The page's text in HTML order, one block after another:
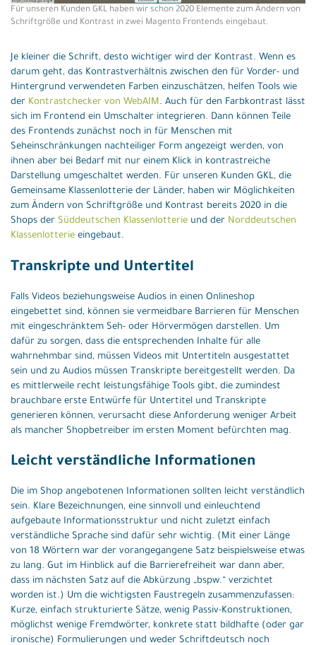
Für unseren Kunden GKL haben wir schon 2020 Elemente zum Ändern von
Schriftgröße und Kontrast in zwei Magento Frontends eingebaut.
Je kleiner die Schrift, desto wichtiger wird der Kontrast. Wenn es
darum geht, das Kontrastverhältnis zwischen den für Vorder- und
Hintergrund verwendeten Farben einzuschätzen, helfen Tools wie
der Kontrastchecker von WebAIM. Auch für den Farbkontrast lässt
sich im Frontend ein Umschalter integrieren. Dann können Teile
des Frontends zunächst noch in für Menschen mit
Seheinschränkungen nachteiliger Form angezeigt werden, von
ihnen aber bei Bedarf mit nur einem Klick in kontrastreiche
Darstellung umgeschaltet werden. Für unseren Kunden GKL, die
Gemeinsame Klassenlotterie der Länder, haben wir Möglichkeiten
zum Ändern von Schriftgröße und Kontrast bereits 2020 in die
Shops der Süddeutschen Klassenlotterie und der Norddeutschen
Klassenlotterie eingebaut.
Transkripte und Untertitel
Falls Videos beziehungsweise Audios in einen Onlineshop
eingebettet sind, können sie vermeidbare Barrieren für Menschen
mit eingeschränktem Seh- oder Hörvermögen darstellen. Um
dafür zu sorgen, dass die entsprechenden Inhalte für alle
wahrnehmbar sind, müssen Videos mit Untertiteln ausgestattet
sein und zu Audios müssen Transkripte bereitgestellt werden. Da
es mittlerweile recht leistungsfähige Tools gibt, die zumindest
brauchbare erste Entwürfe für Untertitel und Transkripte
generieren können, verursacht diese Anforderung weniger Arbeit
als mancher Shopbetreiber im ersten Moment befürchten mag.
Leicht verständliche Informationen
Die im Shop angebotenen Informationen sollten leicht verständlich
sein. Klare Bezeichnungen, eine sinnvoll und einleuchtend
aufgebaute Informationsstruktur und nicht zuletzt einfach
verständliche Sprache sind dafür sehr wichtig. (Mit einer Länge
von 18 Wörtern war der vorangegangene Satz beispielsweise etwas
zu lang. Gut im Hinblick auf die Barrierefreiheit war dann aber,
dass im nächsten Satz auf die Abkürzung „bspw.“ verzichtet
worden ist.) Um die wichtigsten Faustregeln zusammenzufassen:
Kurze, einfach strukturierte Sätze, wenig Passiv-Konstruktionen,
möglichst wenige Fremdwörter, konkrete statt bildhafte (oder gar
ironische) Formulierungen und weder Schriftdeutsch noch